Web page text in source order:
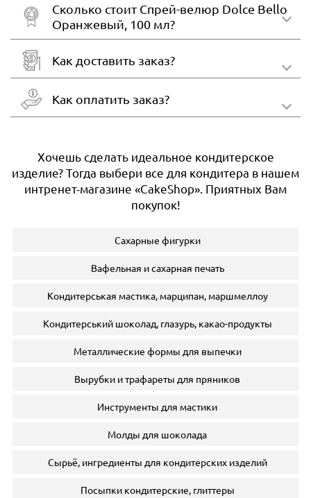
Сколько стоит Спрей-велюр Dolce Bello
Оранжевый, 100 мл?
Как доставить заказ?
Как оплатить заказ?
Хочешь сделать идеальное кондитерское
изделие? Тогда выбери все для кондитера в нашем
интренет-магазине «CakeShop». Приятных Вам
покупок!
Сахарные фигурки
Вафельная и сахарная печать
Кондитерськая мастика, марципан, маршмеллоу
Кондитерський шоколад, глазурь, какао-продукты
Металлические формы для выпечки
Вырубки и трафареты для пряников
Инструменты для мастики
Молды для шоколада
Сырьё, ингредиенты для кондитерских изделий
Посыпки кондитерские, глиттеры